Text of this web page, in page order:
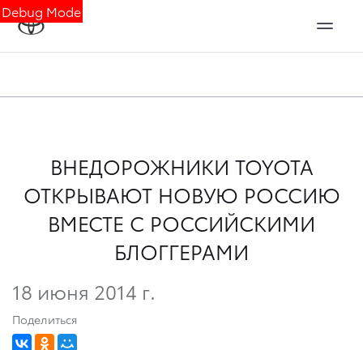
Debug Mode
ВНЕДОРОЖНИКИ TOYOTA
ОТКРЫВАЮТ НОВУЮ РОССИЮ
ВМЕСТЕ С РОССИЙСКИМИ
БЛОГГЕРАМИ
18 июня 2014 г.
Поделиться